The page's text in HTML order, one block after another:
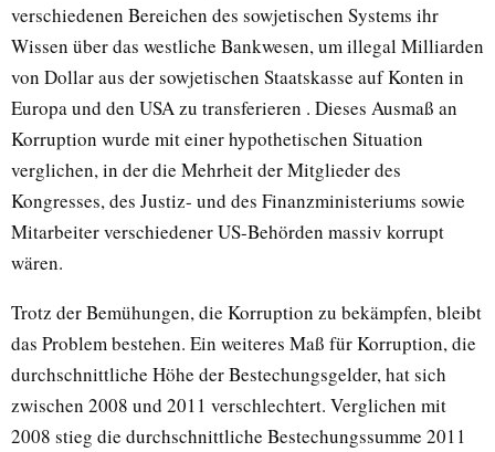
verschiedenen Bereichen des sowjetischen Systems ihr
Wissen über das westliche Bankwesen, um illegal Milliarden
von Dollar aus der sowjetischen Staatskasse auf Konten in
Europa und den USA zu transferieren . Dieses Ausmaß an
Korruption wurde mit einer hypothetischen Situation
verglichen, in der die Mehrheit der Mitglieder des
Kongresses, des Justiz- und des Finanzministeriums sowie
Mitarbeiter verschiedener US-Behörden massiv korrupt
wären.
Trotz der Bemühungen, die Korruption zu bekämpfen, bleibt
das Problem bestehen. Ein weiteres Maß für Korruption, die
durchschnittliche Höhe der Bestechungsgelder, hat sich
zwischen 2008 und 2011 verschlechtert. Verglichen mit
2008 stieg die durchschnittliche Bestechungssumme 2011